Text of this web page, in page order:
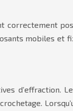
correctement
mobiles et
d’effraction.